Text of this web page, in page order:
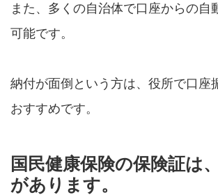
また、多くの自治体で口座からの自
可能です。
納付が面倒という方は、役所で口座
おすすめです。
国民健康保険の保険証は
があります。